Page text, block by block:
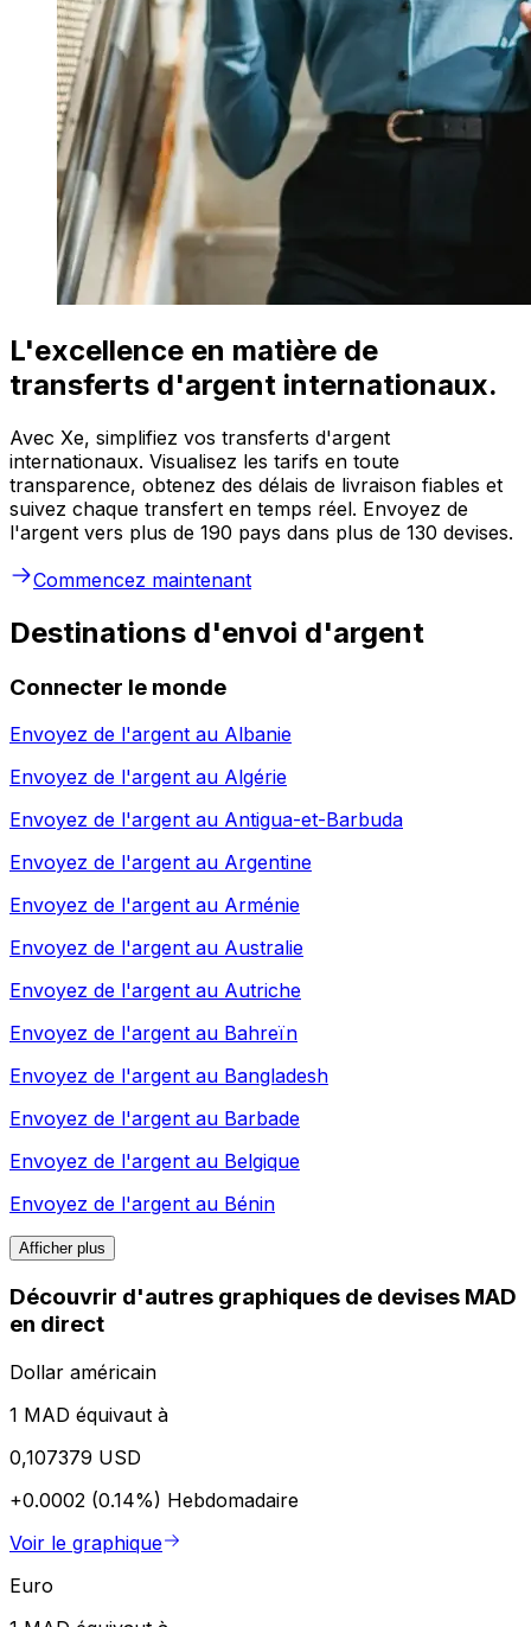
L'excellence en matière de
transferts d'argent internationaux.
Avec Xe, simplifiez vos transferts d'argent
internationaux. Visualisez les tarifs en toute
transparence, obtenez des délais de livraison fiables et
suivez chaque transfert en temps réel. Envoyez de
l'argent vers plus de 190 pays dans plus de 130 devises.
Commencez maintenant
Destinations d'envoi d'argent
Connecter le monde
Envoyez de l'argent au Albanie
Envoyez de l'argent au Algérie
Envoyez de l'argent au Antigua-et-Barbuda
Envoyez de l'argent au Argentine
Envoyez de l'argent au Arménie
Envoyez de l'argent au Australie
Envoyez de l'argent au Autriche
Envoyez de l'argent au Bahreïn
Envoyez de l'argent au Bangladesh
Envoyez de l'argent au Barbade
Envoyez de l'argent au Belgique
Envoyez de l'argent au Bénin
Afficher plus
Découvrir d'autres graphiques de devises MAD
en direct
Dollar américain
1 MAD équivaut à
0,107379 USD
+0.0002 (0.14%) Hebdomadaire
Voir le graphique
Euro